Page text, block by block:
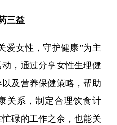
三益
爱女性，守护健康”为主
，通过分享女性生理健
及营养保健策略，帮助
关系，制定合理饮食计
碌的工作之余，也能关